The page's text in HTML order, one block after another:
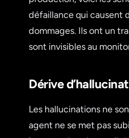
défaillance qui causent
dommages. Ils ont un
sont invisibles au
Dérive
Les hallucinations ne
agent ne se met pas